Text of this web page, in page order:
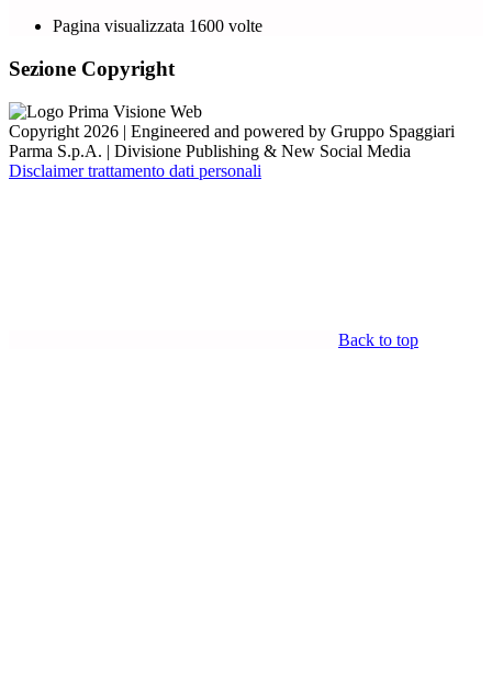
Pagina visualizzata 1600 volte
Sezione Copyright
Copyright 2026 | Engineered and powered by Gruppo Spaggiari
Parma S.p.A. | Divisione Publishing & New Social Media
Disclaimer trattamento dati personali
Back to top